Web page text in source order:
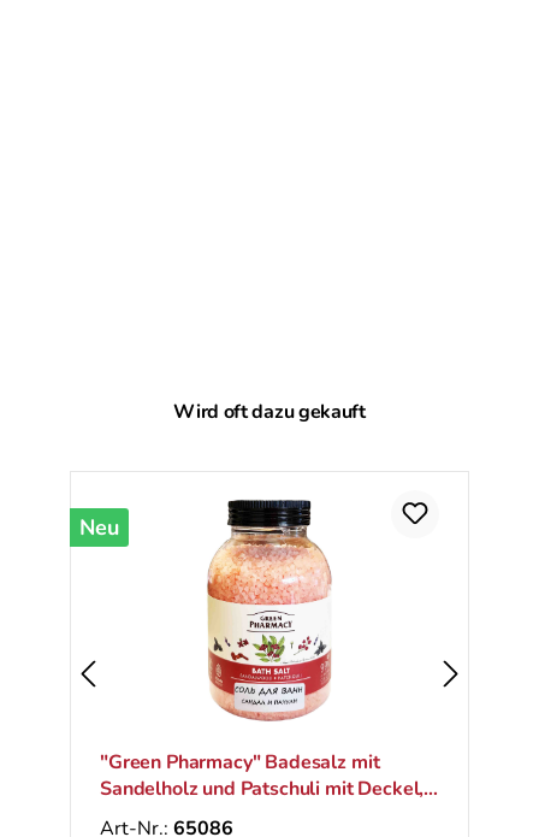
Produktgalerie überspringen
Wird oft dazu gekauft
Neu
"Green Pharmacy" Badesalz mit
Sandelholz und Patschuli mit Deckel,
1000 g
Art-Nr.: 65086